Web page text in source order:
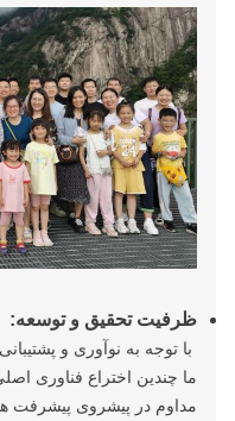
ظرفیت تحقیق و توسعه:
با توجه به نوآوری و
مداوم در پیشروی پیشرفت